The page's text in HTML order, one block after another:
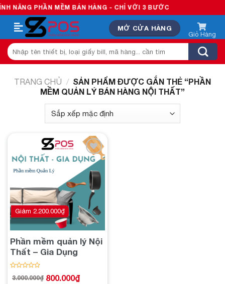
Skip
to
content
NĂNG PHẦN MỀM BÁN HÀNG - CHỈ VỚI 3 BƯỚC
MỞ CỬA HÀNG
Tìm
kiếm:
TRANG CHỦ / SẢN PHẨM ĐƯỢC GẮN THẺ “PHẦN
MỀM QUẢN LÝ BÁN HÀNG NỘI THẤT”
Add to
wishlist
Phần mềm quản lý Nội
Thất – Gia Dụng
xếp
3.000.000₫
Giá 800.000₫
Giá
Giảm 2.200.000₫